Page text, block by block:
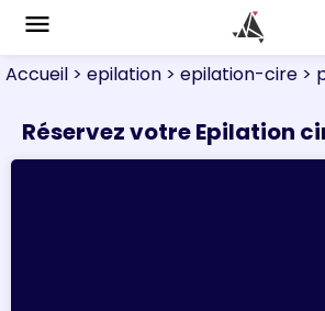
menu
Accueil > epilation > epilation-cire >
Réservez votre Epilation